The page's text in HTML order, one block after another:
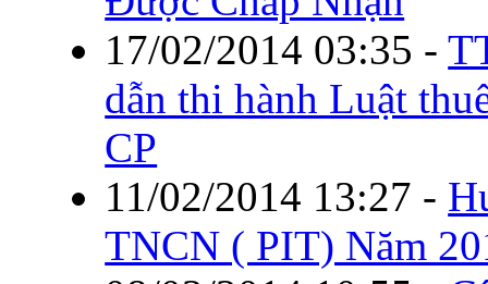
17/02/2014 03:35 -
dẫn thi hành Luật
CP
11/02/2014 13:27 -
TNCN ( PIT) Năm